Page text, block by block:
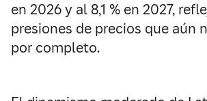
en 2026 y al 8,1 % en 2027,
presiones de precios que aún
por completo.